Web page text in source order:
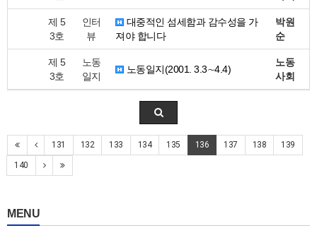
제 5
3호
인터
뷰
대중적인 섬세함과 감수성을 가
져야 합니다
박원
순
제 5
3호
노동
일지
노동일지(2001. 3.3∼4.4)
노동
사회
131 132 133 134 135 136 137 138 139
140
MENU